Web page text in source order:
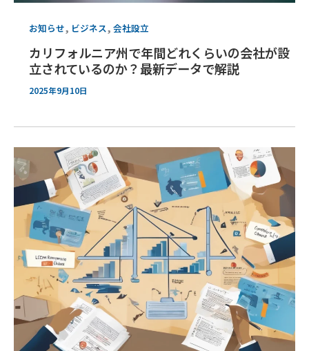
お知らせ, ビジネス, 会社設立
カリフォルニア州で年間どれくらいの会社が設
立されているのか？最新データで解説
2025年9月10日